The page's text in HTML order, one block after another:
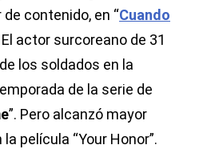
contenido, en “Cuando
El actor surcoreano de 31
los soldados en la
de la serie de
”. Pero alcanzó mayor
película “Your Honor”.